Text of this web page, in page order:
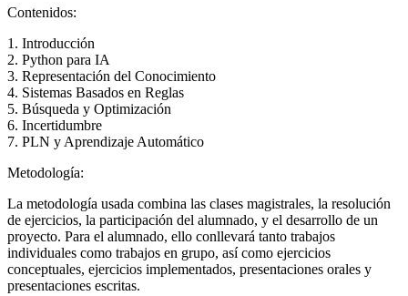
Contenidos:
1. Introducción
2. Python para IA
3. Representación del Conocimiento
4. Sistemas Basados en Reglas
5. Búsqueda y Optimización
6. Incertidumbre
7. PLN y Aprendizaje Automático
Metodología:
La metodología usada combina las clases magistrales, la resolución
de ejercicios, la participación del alumnado, y el desarrollo de un
proyecto. Para el alumnado, ello conllevará tanto trabajos
individuales como trabajos en grupo, así como ejercicios
conceptuales, ejercicios implementados, presentaciones orales y
presentaciones escritas.